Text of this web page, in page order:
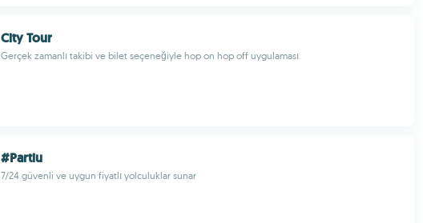
City Tour
Gerçek zamanlı takibi ve bilet seçeneğiyle hop on hop off uygulaması
#Partiu
7/24 güvenli ve uygun fiyatlı yolculuklar sunar